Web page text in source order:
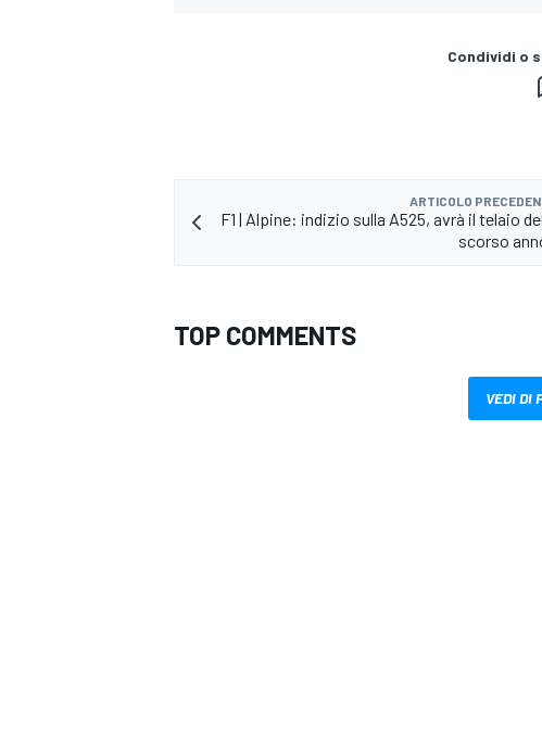
Condividi o
ARTICOLO
F1 | Alpine: indizio sulla A525, avrà il telaio
scorso
TOP COMMENTS
VEDI DI